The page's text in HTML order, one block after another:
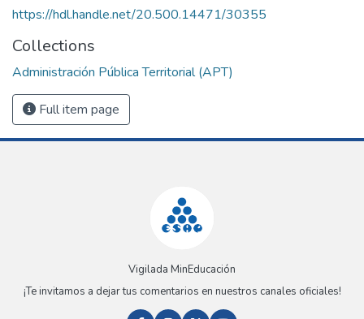
https://hdl.handle.net/20.500.14471/30355
Collections
Administración Pública Territorial (APT)
Full item page
Vigilada MinEducación
¡Te invitamos a dejar tus comentarios en nuestros canales oficiales!